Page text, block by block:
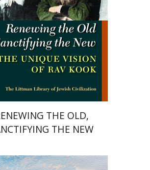
הנחת אתר ספר מודפס
$38
$34
THE OLD,
THE NEW